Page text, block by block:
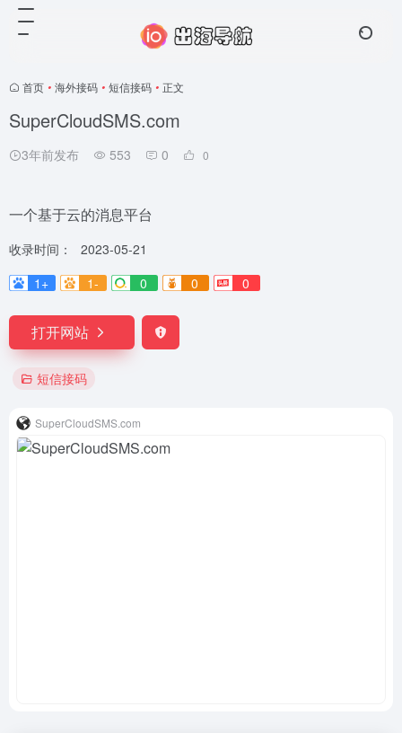
首页 • 海外接码 • 短信接码 • 正文
SuperCloudSMS.com
3年前发布 553 0 0
一个基于云的消息平台
收录时间：
2023-05-21
1+
1- 0 0 0
打开网站
短信接码
SuperCloudSMS.com